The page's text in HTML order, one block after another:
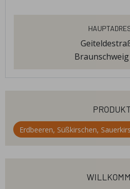
Erdbeeren, Süßkirschen,
Himbeeren, Heidelbeeren,